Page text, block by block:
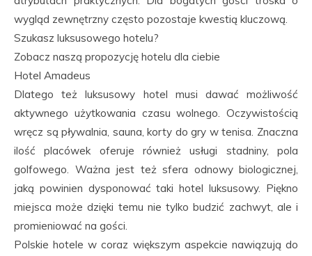
wygląd zewnętrzny często pozostaje kwestią kluczową.
Szukasz luksusowego hotelu?
Zobacz naszą propozycję hotelu dla ciebie
Hotel Amadeus
Dlatego też luksusowy hotel musi dawać możliwość
aktywnego użytkowania czasu wolnego. Oczywistością
wręcz są pływalnia, sauna, korty do gry w tenisa. Znaczna
ilość placówek oferuje również usługi stadniny, pola
golfowego. Ważna jest też sfera odnowy biologicznej,
jaką powinien dysponować taki hotel luksusowy. Piękno
miejsca może dzięki temu nie tylko budzić zachwyt, ale i
promieniować na gości.
Polskie hotele w coraz większym aspekcie nawiązują do